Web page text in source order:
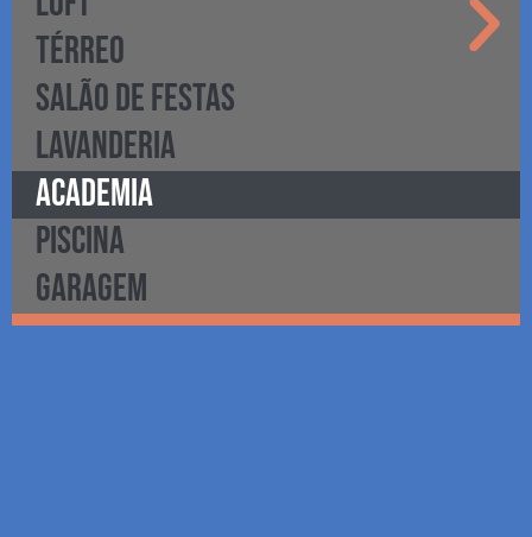
TÉRREO
SALÃO DE FESTAS
LAVANDERIA
ACADEMIA
PISCINA
GARAGEM